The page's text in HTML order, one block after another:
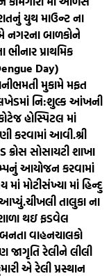
યુથ માઉન્ટ ના
નગરના બાળકોને
ભીનાર પ્રાથમિક
Day)
મુકામે મફત
નિ:શુલ્ક આંખની
હોસ્પિટલ માં
કરવામાં આવી.શ્રી
સોસાયટી શાખા
આયોજન કરવામાં
મોટીસંખ્યા માં હિન્દુ
ચીખલી તાલુકા ના
શાળા થઇ ફડવેલ
વાહનચાલકો
જાગૃતિ રેલીને લીલી
એ રેલી પ્રસ્થાન